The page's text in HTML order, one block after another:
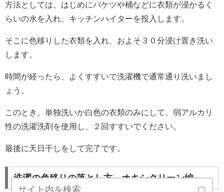
方法としては、はじめにバケツや桶などに衣類が浸かるく
らいの水を入れ、キッチンハイターを投入します。
そこに色移りした衣類を入れ、およそ３０分浸け置き洗い
します。
時間が経ったら、よくすすいで洗濯機で通常通り洗いまし
ょう。
このとき、単独洗いか白色の衣類のみにして、弱アルカリ
性の洗濯洗剤を使用し、２回すすいでください。
最後に天日干しをして完了です。
洗濯の色移りの落とし方～オキシクリーン編～